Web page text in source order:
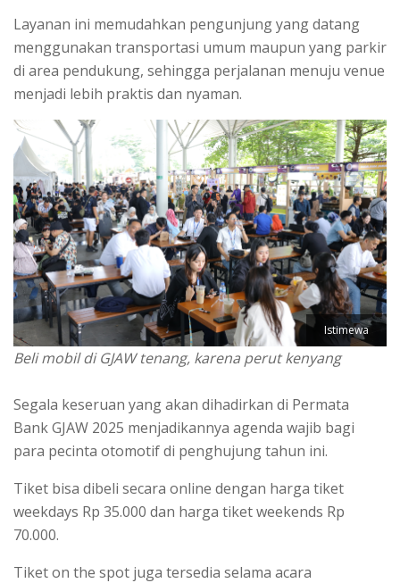
Layanan ini memudahkan pengunjung yang datang
menggunakan transportasi umum maupun yang parkir
di area pendukung, sehingga perjalanan menuju venue
menjadi lebih praktis dan nyaman.
Istimewa
Beli mobil di GJAW tenang, karena perut kenyang
Segala keseruan yang akan dihadirkan di Permata
Bank GJAW 2025 menjadikannya agenda wajib bagi
para pecinta otomotif di penghujung tahun ini.
Tiket bisa dibeli secara online dengan harga tiket
weekdays Rp 35.000 dan harga tiket weekends Rp
70.000.
Tiket on the spot juga tersedia selama acara